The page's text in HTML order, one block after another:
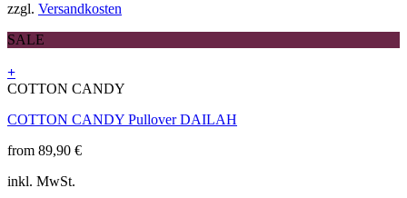
können
auf
der
gewählt
werden
zzgl. Versandkosten
SALE
+
Dieses
weist
Varianten
Die
COTTON CANDY
COTTON CANDY Pullover DAILAH
from 89,90 €
inkl. MwSt.